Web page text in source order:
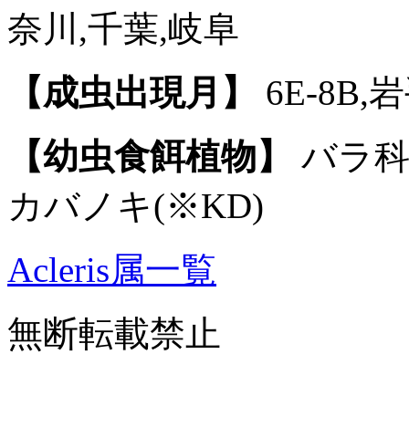
奈川,千葉,岐阜
【成虫出現月】
6E-8B,
【幼虫食餌植物】
バラ
カバノキ(※KD)
Acleris属一覧
無断転載禁止